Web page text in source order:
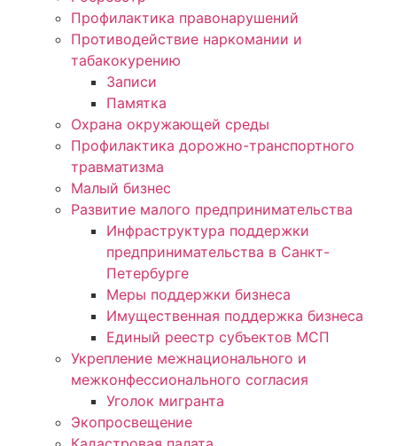
Профилактика правонарушений
Противодействие наркомании и
табакокурению
Записи
Памятка
Охрана окружающей среды
Профилактика дорожно-транспортного
травматизма
Малый бизнес
Развитие малого предпринимательства
Инфраструктура поддержки
предпринимательства в Санкт-
Петербурге
Меры поддержки бизнеса
Имущественная поддержка бизнеса
Единый реестр субъектов МСП
Укрепление межнационального и
межконфессионального согласия
Уголок мигранта
Экопросвещение